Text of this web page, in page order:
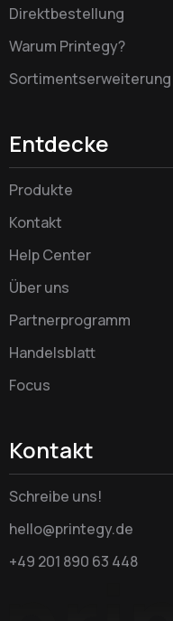
Direktbestellung
Warum Printegy?
Sortimentserweiterung
Entdecke
Produkte
Kontakt
Help Center
Über uns
Partnerprogramm
Handelsblatt
Focus
Kontakt
Schreibe uns!
hello@printegy.de
+49 201 890 63 448